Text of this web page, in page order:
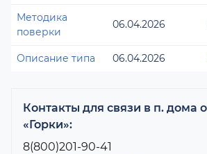
Методика
поверки
06.04.2026
Описание типа 06.04.2026
Контакты для связи в п. дома
«Горки»:
8(800)201-90-41